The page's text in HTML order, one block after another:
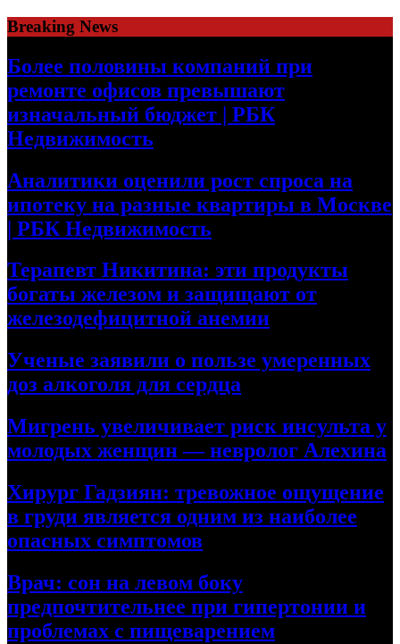
Skip
to
content
Breaking News
Более половины компаний при
ремонте офисов превышают
изначальный бюджет | РБК
Недвижимость
Аналитики оценили рост спроса на
ипотеку на разные квартиры в Москве
| РБК Недвижимость
Терапевт Никитина: эти продукты
богаты железом и защищают от
железодефицитной анемии
Ученые заявили о пользе умеренных
доз алкоголя для сердца
Мигрень увеличивает риск инсульта у
молодых женщин — невролог Алехина
Хирург Гадзиян: тревожное ощущение
в груди является одним из наиболее
опасных симптомов
Врач: сон на левом боку
предпочтительнее при гипертонии и
проблемах с пищеварением